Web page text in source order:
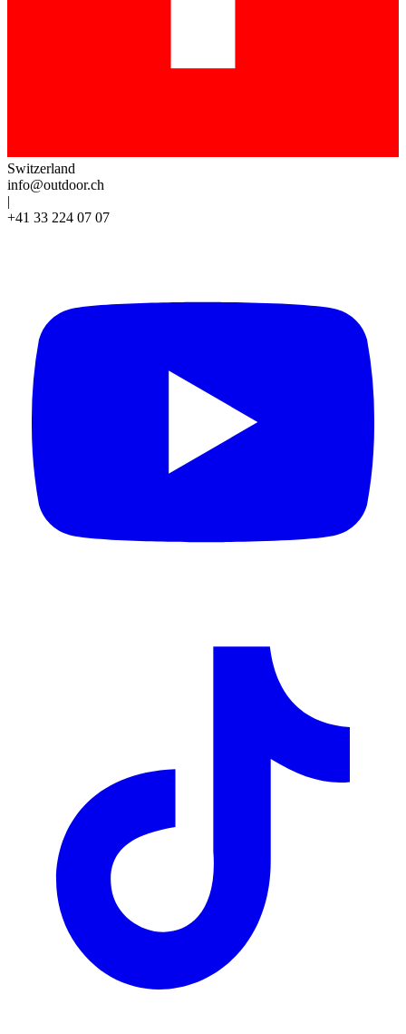
Switzerland
info@outdoor.ch
|
+41 33 224 07 07